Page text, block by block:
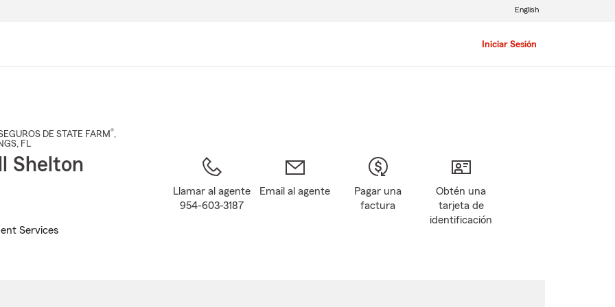
Iniciar Sesión
English
DE STATE FARM®,
, FL
Shelton
Services
Llamar al agente
954-603-3187
Email al agente
Pagar una
factura
Obtén una
tarjeta de
identificación